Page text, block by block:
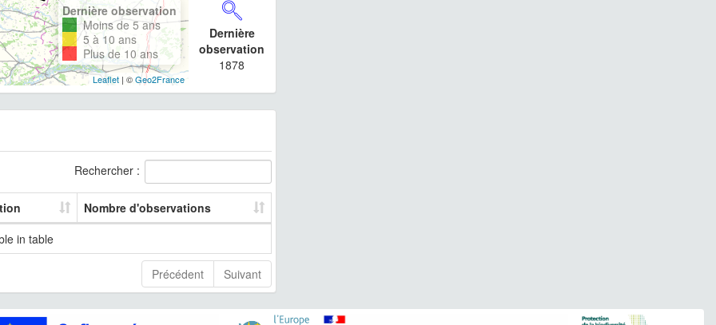
Dernière observation
Moins de 5 ans
5 à 10 ans
Plus de 10 ans
Leaflet| ©Geo2France
Dernière
observation
1878
Rechercher :
Nombre d'observations
in table
Précédent Suivant